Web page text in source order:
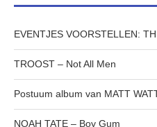
EVENTJES VOORSTELLEN:
TROOST – Not All Men
Postuum album van MATT
NOAH TATE – Boy Gum